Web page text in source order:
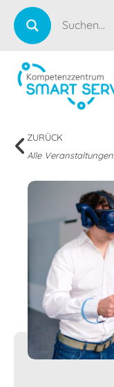
ZURÜCK
Alle Veranstaltungen